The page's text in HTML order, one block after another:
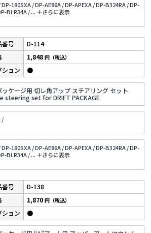
DP-180SXA /DP-AE86A /DP-APEXA /DP-B324RA /DP-
BLR34A /... ＋さらに表⽰
D-114
ッケージ用 切レ角アップ ステアリング セット
steering set for DRIFT PACKAGE
1,848円（税込）
●
/
DP-180SXA /DP-AE86A /DP-APEXA /DP-B324RA /DP-
BLR34A /... ＋さらに表⽰
D-138
1,870円（税込）
●